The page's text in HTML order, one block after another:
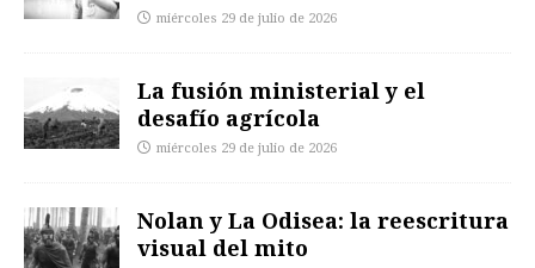
miércoles 29 de julio de 2026
La fusión ministerial y el
desafío agrícola
miércoles 29 de julio de 2026
Nolan y La Odisea: la reescritura
visual del mito